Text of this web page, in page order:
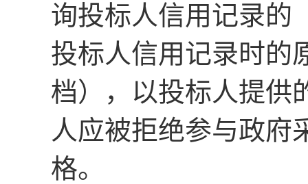
询投标人信用记录的
投标人信用记录时的
档）
， 以投标人提供
人应被拒绝参与政府
格。